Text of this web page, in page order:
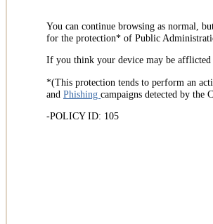
You can continue browsing as normal,
for the protection* of Public
If you think your device may be
*(This protection tends to perform an
and Phishing campaigns detected by the
-POLICY ID: 105